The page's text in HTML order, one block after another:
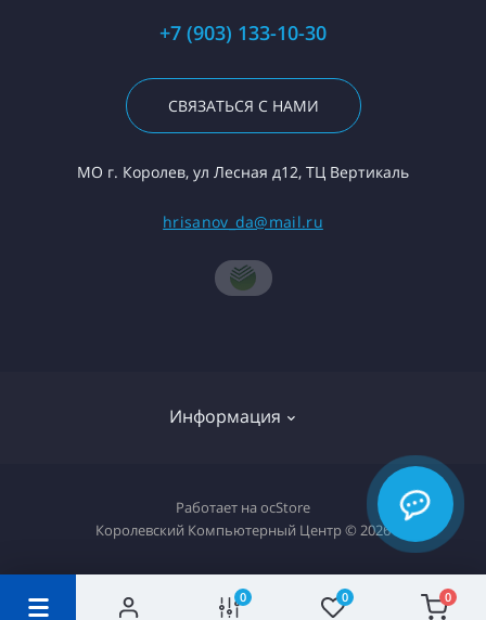
0 0 0
+7 (903) 133-10-30
СВЯЗАТЬСЯ С НАМИ
МО г. Королев, ул Лесная д12, ТЦ Вертикаль
hrisanov_da@mail.ru
Информация
О компании
Доставка товара
Политика конфиденциальности
Гарантия
Работает на ocStore
Королевский Компьютерный Центр © 2026